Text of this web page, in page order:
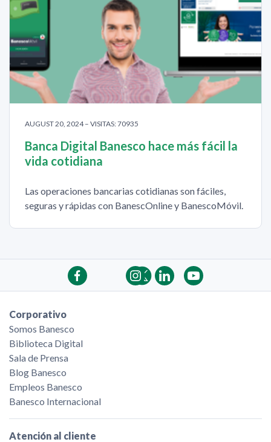
AUGUST 20, 2024 – VISITAS: 70935
Banca Digital Banesco hace más fácil la
vida cotidiana
Las operaciones bancarias cotidianas son fáciles,
seguras y rápidas con BanescOnline y BanescoMóvil.
Corporativo
Somos Banesco
Biblioteca Digital
Sala de Prensa
Blog Banesco
Empleos Banesco
Banesco Internacional
Atención al cliente